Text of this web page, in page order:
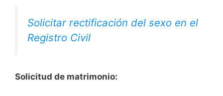
Solicitar rectificación del sexo en el
Registro Civil
Solicitud de matrimonio: